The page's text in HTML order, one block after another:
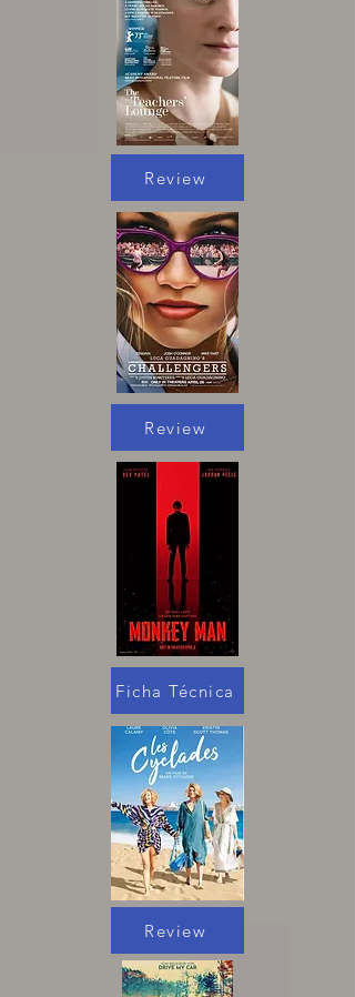
Review
Review
Ficha Técnica
Review